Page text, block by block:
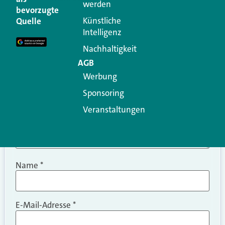
Ihre E-Mail-Adresse wird nicht veröffentlicht.
Erforderliche Felder sind mit
Kommentar
Name *
E-Mail-Adresse *
bevorzugte
Quelle
werden
Künstliche
Intelligenz
Nachhaltigkeit
AGB
Werbung
Sponsoring
Veranstaltungen